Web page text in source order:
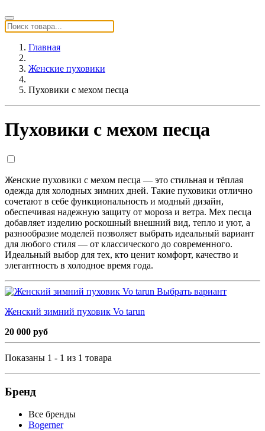
Главная
Женские пуховики
Пуховики с мехом песца
Пуховики с мехом песца
Женские пуховики с мехом песца — это стильная и тёплая
одежда для холодных зимних дней. Такие пуховики отлично
сочетают в себе функциональность и модный дизайн,
обеспечивая надежную защиту от мороза и ветра. Мех песца
добавляет изделию роскошный внешний вид, тепло и уют, а
разнообразие моделей позволяет выбрать идеальный вариант
для любого стиля — от классического до современного.
Идеальный выбор для тех, кто ценит комфорт, качество и
элегантность в холодное время года.
Выбрать вариант
Женский зимний пуховик Vo tarun
20 000 руб
Показаны 1 - 1 из 1 товара
Бренд
Все бренды
Bogerner